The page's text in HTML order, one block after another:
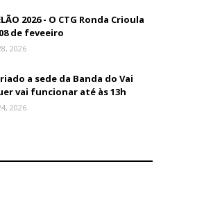
2026 - O CTG Ronda Crioula
de feveeiro
2026
a sede da Banda do Vai
vai funcionar até às 13h
2026